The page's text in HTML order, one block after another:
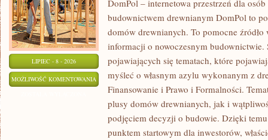
LIPIEC - 8 - 2026
MOŻLIWOŚĆ KOMENTOWANIA PORADNIKI
BUDOWLANE
DomPol – internetowa przestrzeń dla
budownictwem drewnianym DomPol to
domów drewnianych. To pomocne
informacji o nowoczesnym budownictwie.
pojawiających się tematach, które
myśleć o własnym azylu wykonanym z
Finansowanie i Prawo i Formalności.
plusy domów drewnianych, jak i
podjęciem decyzji o budowie. Dzięki
punktem startowym dla inwestorów,